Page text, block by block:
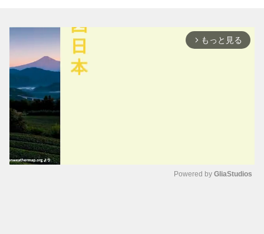
arrow_forward_ios もっと見る
Powered by GliaStudios